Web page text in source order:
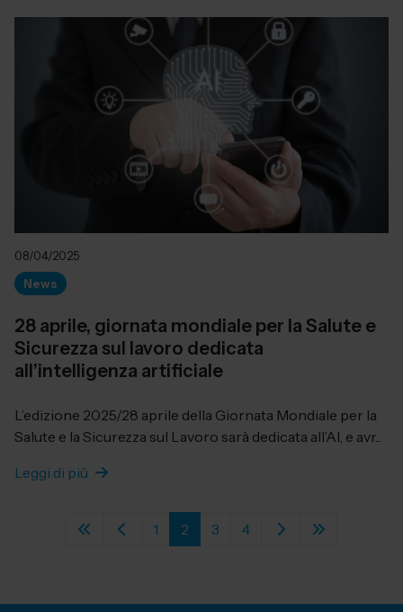
08/04/2025
News
28 aprile, giornata mondiale per la Salute e
Sicurezza sul lavoro dedicata
all’intelligenza artificiale
L’edizione 2025/28 aprile della Giornata Mondiale per la
Salute e la Sicurezza sul Lavoro sarà dedicata all’AI, e avr...
Leggi di più
1 2 3 4